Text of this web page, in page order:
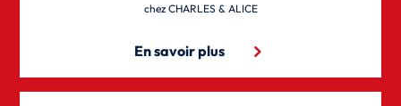
CHARLES & ALICE
En savoir plus